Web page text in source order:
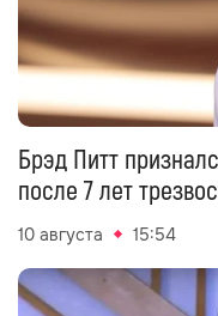
Брэд Питт
после 7 лет
10 августа 15:54